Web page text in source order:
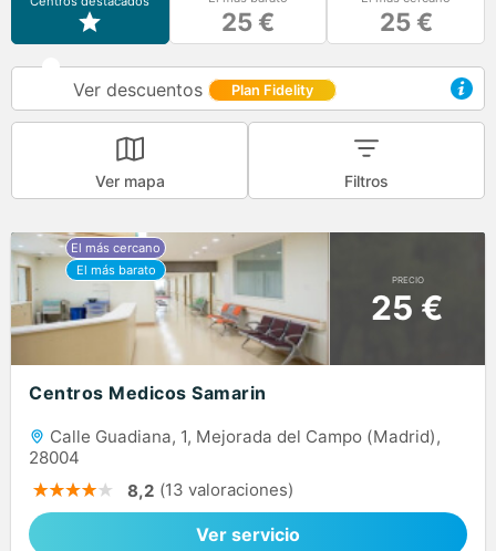
25 € 25 €
Ver descuentos Plan Fidelity
Ver mapa Filtros
PRECIO
25 €
Centros Medicos Samarin
Calle Guadiana, 1, Mejorada del Campo (Madrid),
28004
8,2 (13 valoraciones)
Ver servicio